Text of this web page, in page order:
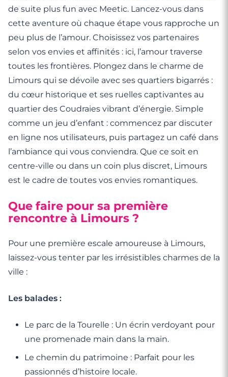
de suite plus fun avec Meetic. Lancez-vous dans
cette aventure où chaque étape vous rapproche un
peu plus de l’amour. Choisissez vos partenaires
selon vos envies et affinités : ici, l’amour traverse
toutes les frontières. Plongez dans le charme de
Limours qui se dévoile avec ses quartiers bigarrés :
du cœur historique et ses ruelles captivantes au
quartier des Coudraies vibrant d’énergie. Simple
comme un jeu d’enfant : commencez par discuter
en ligne nos utilisateurs, puis partagez un café dans
l’ambiance qui vous conviendra. Que ce soit en
centre-ville ou dans un coin plus discret, Limours
est le cadre de toutes vos envies romantiques.
Que faire pour sa première
rencontre à Limours ?
Pour une première escale amoureuse à Limours,
laissez-vous tenter par les irrésistibles charmes de la
ville :
Les balades :
Le parc de la Tourelle : Un écrin verdoyant pour
une promenade main dans la main.
Le chemin du patrimoine : Parfait pour les
passionnés d’histoire locale.